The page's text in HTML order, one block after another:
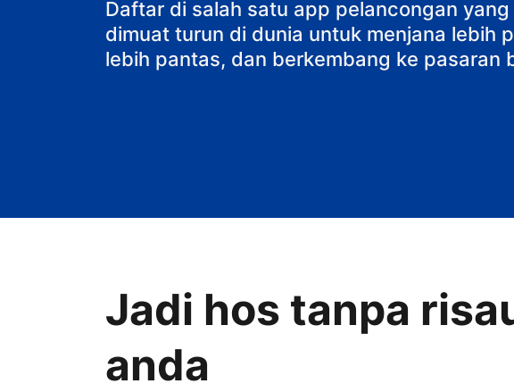
Daftar di salah satu app pelancongan
dimuat turun di dunia untuk menjana lebih
lebih pantas, dan berkembang ke pasaran
Jadi hos tanpa
anda